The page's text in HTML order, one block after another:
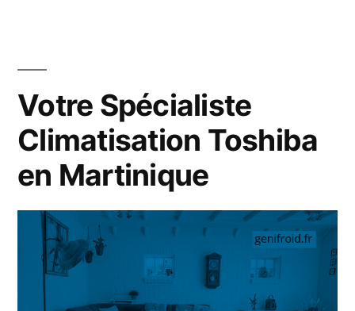
?
Votre Spécialiste
Climatisation Toshiba
en Martinique